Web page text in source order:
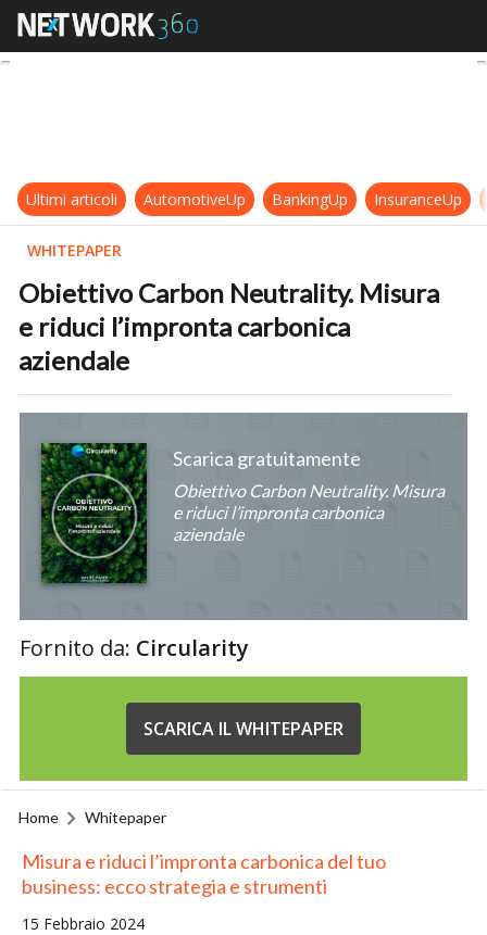
Obiettivo Carbon Neutrality.
Ultimi articoli AutomotiveUp BankingUp InsuranceUp
WHITEPAPER
Obiettivo Carbon Neutrality. Misura
e riduci l’impronta carbonica
aziendale
Scarica gratuitamente
Obiettivo Carbon Neutrality. Misura
e riduci l’impronta carbonica
aziendale
Fornito da: Circularity
SCARICA IL WHITEPAPER
Home Whitepaper
Misura e riduci l’impronta carbonica del tuo
business: ecco strategia e strumenti
15 Febbraio 2024